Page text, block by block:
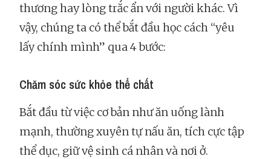
thương hay lòng trắc ẩn với người khác. Vì
vậy, chúng ta có thể bắt đầu học cách “yêu
lấy chính mình” qua 4 bước:
Chăm sóc sức khỏe thể chất
Bắt đầu từ việc cơ bản như ăn uống lành
mạnh, thường xuyên tự nấu ăn, tích cực tập
thể dục, giữ vệ sinh cá nhân và nơi ở.